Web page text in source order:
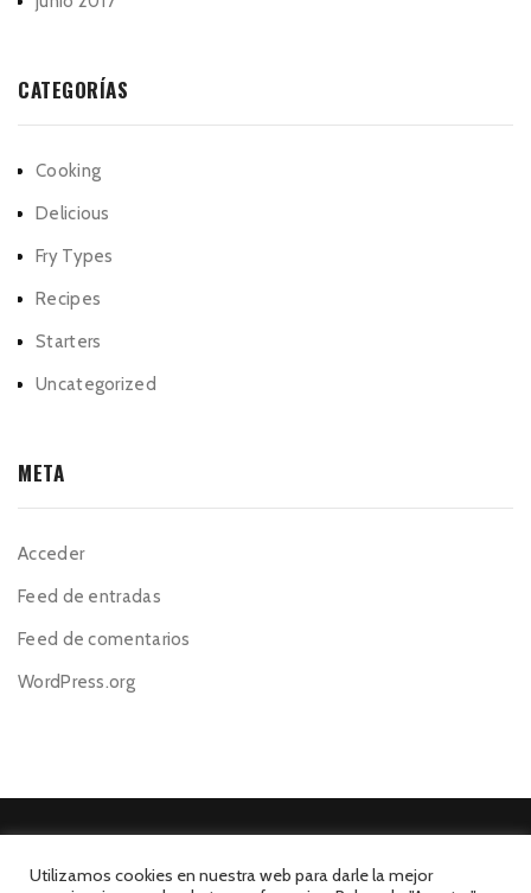
CATEGORÍAS
Cooking
Delicious
Fry Types
Recipes
Starters
Uncategorized
META
Acceder
Feed de entradas
Feed de comentarios
WordPress.org
Utilizamos cookies en nuestra web para darle la mejor